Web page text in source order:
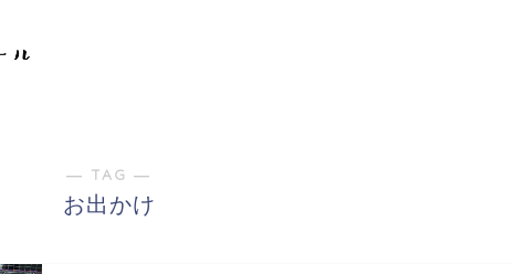
― TAG ―
お出かけ